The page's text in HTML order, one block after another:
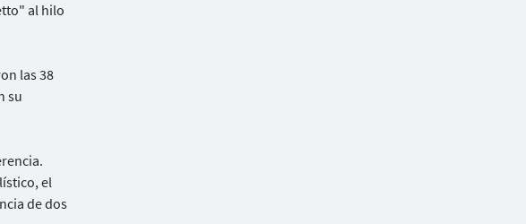
al hilo
las 38
su
el
de dos